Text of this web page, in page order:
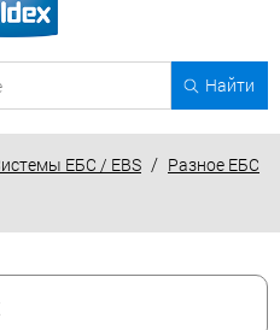
Найти
ЕБС / EBS / Разное ЕБС